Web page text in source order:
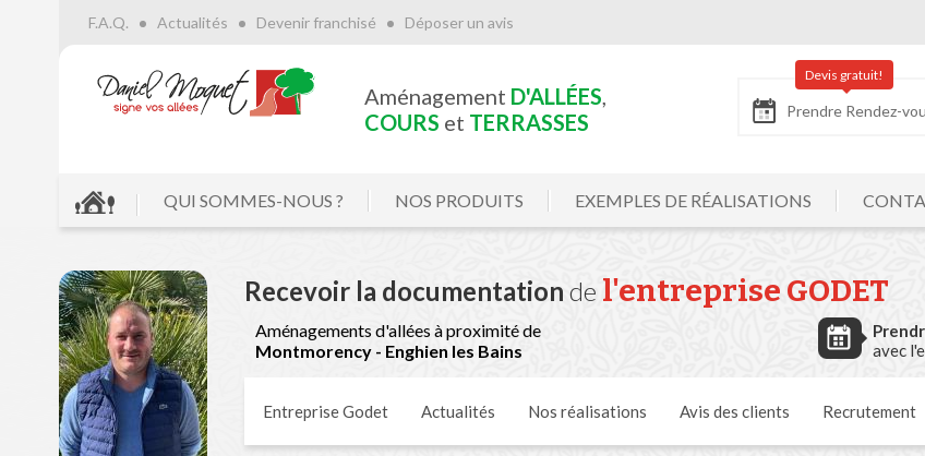
F.A.Q. Actualités Devenir franchisé Déposer un avis
Aménagement D'ALLÉES,
COURS et TERRASSES Prendre Rendez-
Devis gratuit!
QUI SOMMES-NOUS ? NOS PRODUITS EXEMPLES DE RÉALISATIONS
Recevoir la documentation de l'entreprise GODET
Aménagements d'allées à proximité de
Montmorency - Enghien les Bains
avec
Entreprise Godet Actualités Nos réalisations Avis des clients Recrutement